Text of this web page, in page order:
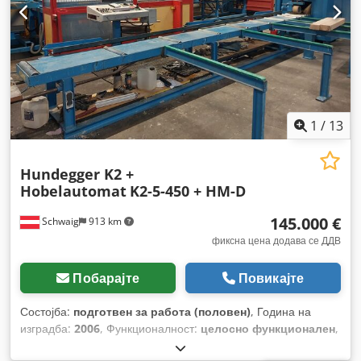
1 / 13
Schwaig 913 km
Hundegger K2 +
Hobelautomat K2-5-450 + HM-D
145.000 €
фиксна цена додава се ДДВ
Побарајте Повикајте
Состојба: подготвен за работа (половен), Година на
изградба: 2006, Функционалност: целосно функционален,
максимална ширина на сечење: